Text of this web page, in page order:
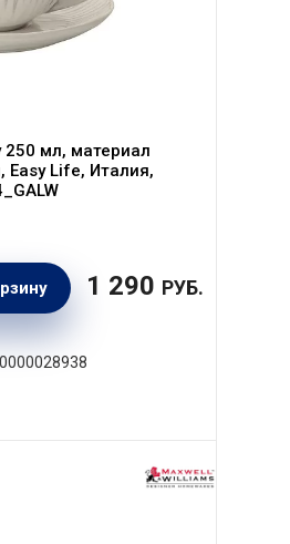
250 мл, материал
Life, Италия,
1 290 РУБ.